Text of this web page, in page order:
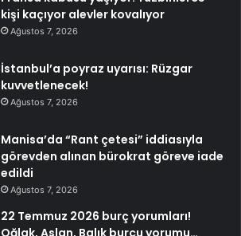
kişi kaçıyor alevler kovalıyor
Ağustos 7, 2026
İstanbul’a poyraz uyarısı: Rüzgar
kuvvetlenecek!
Ağustos 7, 2026
Manisa’da “Rant çetesi” iddiasıyla
görevden alınan bürokrat göreve iade
edildi
Ağustos 7, 2026
22 Temmuz 2026 burç yorumları!